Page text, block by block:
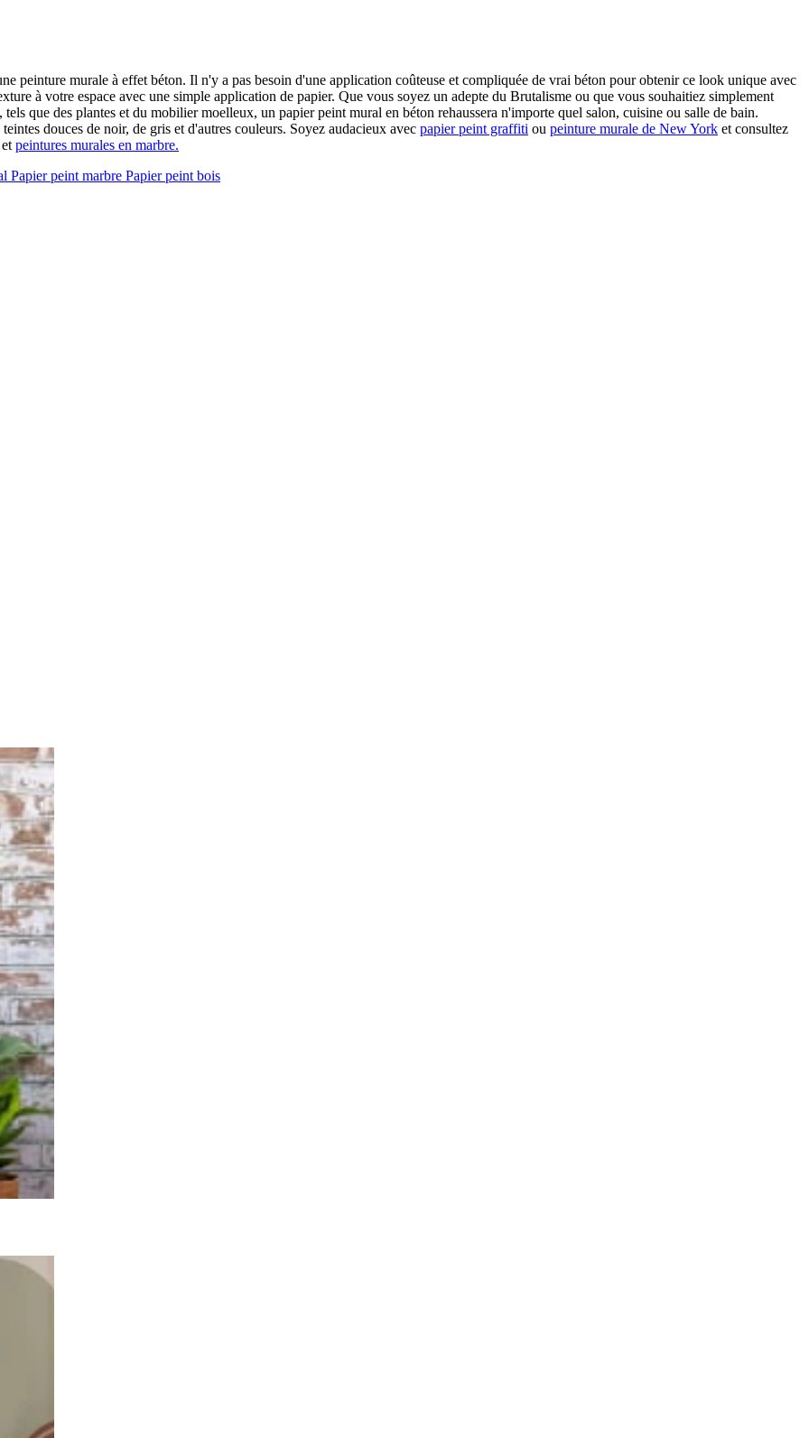
peinture murale à effet béton. Il n'y a pas besoin d'une application coûteuse et compliquée de vrai béton pour obtenir ce look unique avec
à votre espace avec une simple application de papier. Que vous soyez un adepte du Brutalisme ou que vous souhaitiez simplement
que des plantes et du mobilier moelleux, un papier peint mural en béton rehaussera n'importe quel salon, cuisine ou salle de bain.
douces de noir, de gris et d'autres couleurs. Soyez audacieux avec papier peint graffiti ou peinture murale de New York et consultez
peintures murales en marbre.
Papier peint marbre Papier peint bois